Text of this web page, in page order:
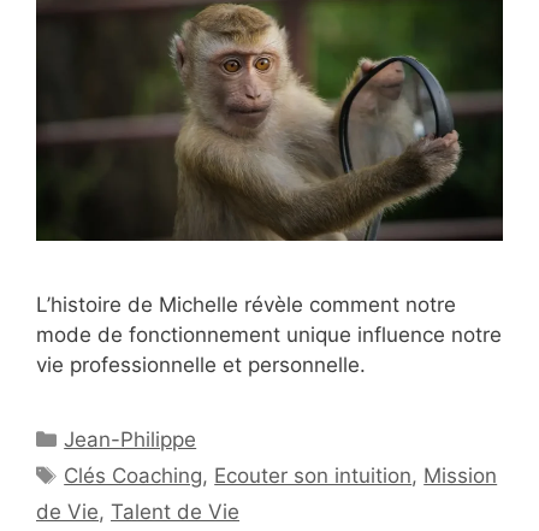
L’histoire de Michelle révèle comment notre
mode de fonctionnement unique influence notre
vie professionnelle et personnelle.
Catégories
Jean-Philippe
Étiquettes
Clés Coaching, Ecouter son intuition, Mission
de Vie, Talent de Vie